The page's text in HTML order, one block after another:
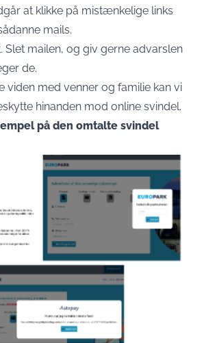
at klikke på mistænkelige links
mails.
Slet mailen, og giv gerne advarslen
de.
viden med venner og familie kan vi
hinanden mod online svindel.
på den omtalte svindel